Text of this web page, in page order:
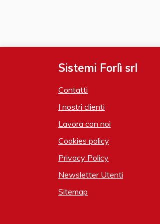
Sistemi Forlì srl
Contatti
I nostri clienti
Lavora con noi
Cookies policy
Privacy Policy
Newsletter Utenti
Sitemap